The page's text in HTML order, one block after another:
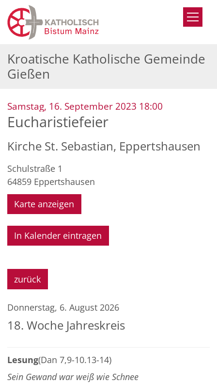
Zum Inhalt springen
Kroatische Katholische Gemeinde
Gießen
Samstag, 16. September 2023 18:00
Eucharistiefeier
Kirche St. Sebastian, Eppertshausen
Schulstraße 1
64859 Eppertshausen
Karte anzeigen
In Kalender eintragen
zurück
Donnerstag, 6. August 2026
18. Woche Jahreskreis
Lesung(Dan 7,9-10.13-14)
Sein Gewand war weiß wie Schnee